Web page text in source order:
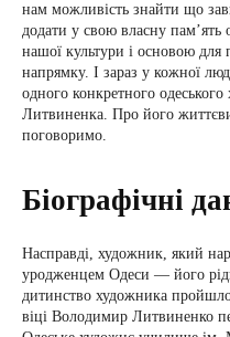
нам можливість знайти що
додати у свою власну пам’ять
нашої культури і основою для
напрямку. І зараз у кожної
одного конкретного
Литвиненка. Про його
поговоримо.
Біографічні
Насправді, художник, який
уродженцем Одеси — його
дитинство художника
віці Володимир Литвиненко